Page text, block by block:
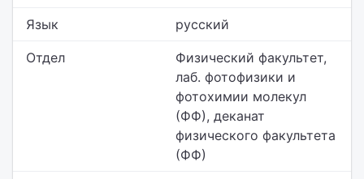
Язык русский
Отдел
Физический факультет,
лаб. фотофизики и
фотохимии молекул
(ФФ), деканат
физического факультета
(ФФ)